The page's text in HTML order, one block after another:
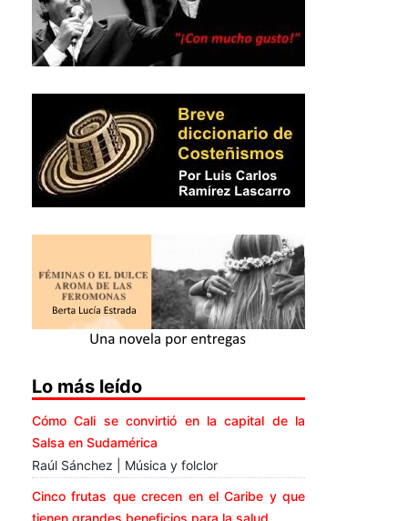
Lo más leído
Cómo Cali se convirtió en la capital de la
Salsa en Sudamérica
Raúl Sánchez | Música y folclor
Cinco frutas que crecen en el Caribe y que